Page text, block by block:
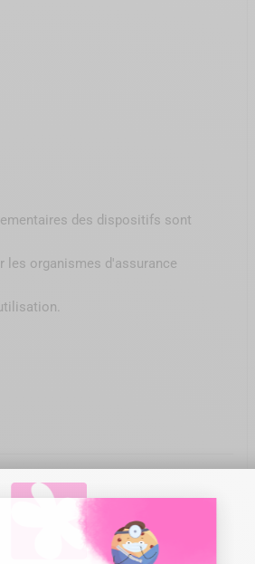
des dispositifs sont
les organismes d'assurance